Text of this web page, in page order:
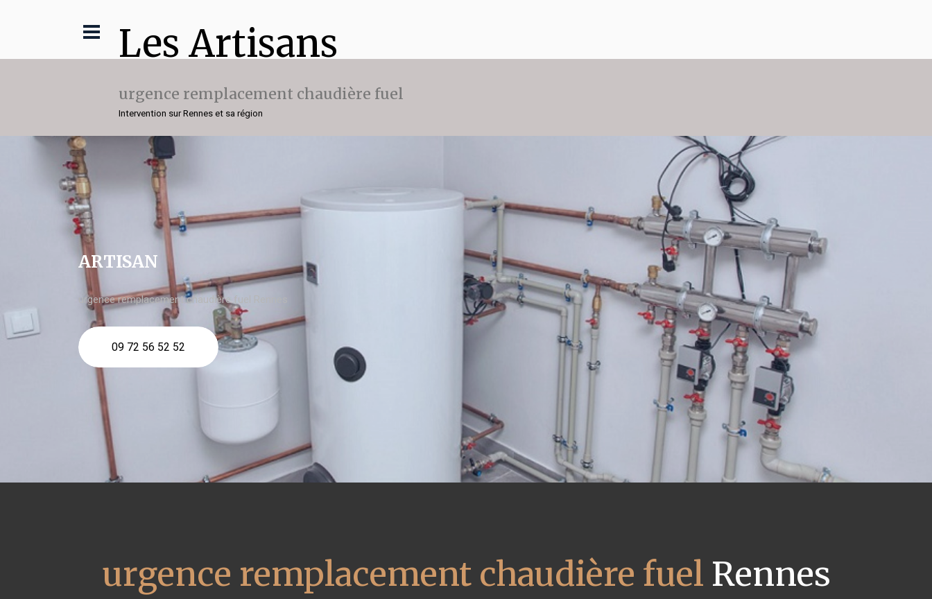
Les Artisans
urgence remplacement chaudière fuel
Intervention sur Rennes et sa région
ARTISAN
urgence remplacement chaudière fuel Rennes
09 72 56 52 52
urgence remplacement chaudière fuel Rennes